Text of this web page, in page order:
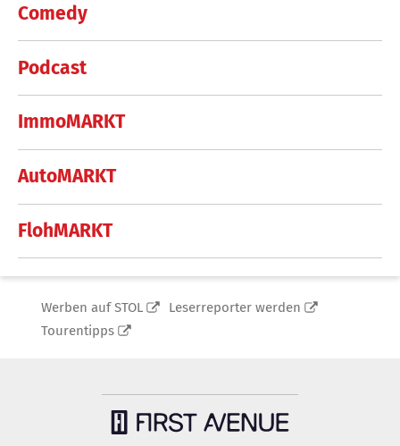
Comedy
Podcast
ImmoMARKT
AutoMARKT
FlohMARKT
Werben auf STOL
Leserreporter werden
Tourentipps